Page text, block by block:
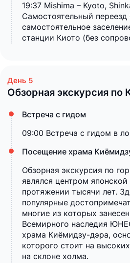
19:37 Mishima – Kyoto,
Самостоятельный переезд
самостоятельное
станции Киото (без
Обзорная экскурсия по
Встреча с гидом
09:00 Встреча с гидом в
Посещение храма
Обзорная экскурсия по
являлся центром
протяжении тысячи лет.
популярные
многие из которых
Всемирного наследия
храма Киёмидзу-дэра,
которого стоит на
на склоне холма.